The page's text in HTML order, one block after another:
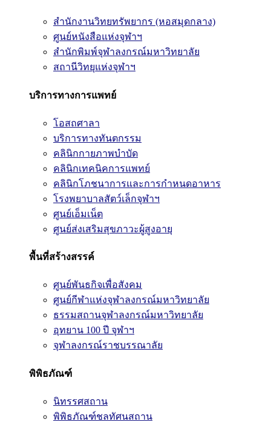
สำนักงานวิทยทรัพยากร (หอสมุดกลาง)
ศูนย์หนังสือแห่งจุฬาฯ
สำนักพิมพ์จุฬาลงกรณ์มหาวิทยาลัย
สถานีวิทยุแห่งจุฬาฯ
บริการทางการแพทย์
โอสถศาลา
บริการทางทันตกรรม
คลินิกกายภาพบำบัด
คลินิกเทคนิคการแพทย์
คลินิกโภชนาการและการกำหนดอาหาร
โรงพยาบาลสัตว์เล็กจุฬาฯ
ศูนย์เอ็มเน็ต
ศูนย์ส่งเสริมสุขภาวะผู้สูงอายุ
พื้นที่สร้างสรรค์
ศูนย์พันธกิจเพื่อสังคม
ศูนย์กีฬาแห่งจุฬาลงกรณ์มหาวิทยาลัย
ธรรมสถานจุฬาลงกรณ์มหาวิทยาลัย
อุทยาน 100 ปี จุฬาฯ
จุฬาลงกรณ์ราชบรรณาลัย
พิพิธภัณฑ์
นิทรรศสถาน
พิพิธภัณฑ์ชลทัศนสถาน